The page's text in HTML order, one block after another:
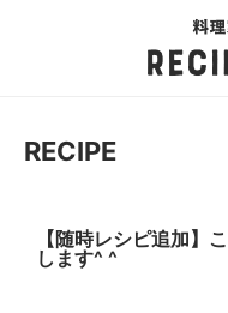
RECIPE
【随時レシピ追加】
します^ ^